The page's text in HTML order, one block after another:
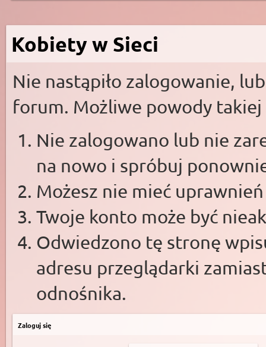
Kobiety w Sieci
Nie nastąpiło zalogowanie,
forum. Możliwe powody takiej
Nie zalogowano lub nie
na nowo i spróbuj
Możesz nie mieć
Twoje konto może być
Odwiedzono tę stronę
adresu przeglądarki
odnośnika.
Zaloguj się